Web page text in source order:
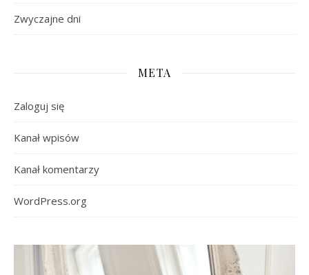
Zwyczajne dni
META
Zaloguj się
Kanał wpisów
Kanał komentarzy
WordPress.org